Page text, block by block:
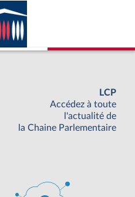
LCP
Accédez à toute
l'actualité de
la Chaine Parlementaire